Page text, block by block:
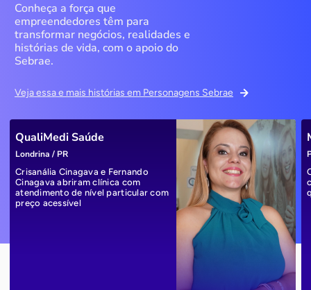
Conheça a força que
empreendedores têm para
transformar negócios, realidades e
histórias de vida, com o apoio do
Sebrae.
Veja essa e mais histórias em Personagens Sebrae
QualiMedi Saúde
Londrina / PR
Crisanália Cinagava e Fernando
Cinagava abriram clínica com
atendimento de nível particular com
preço acessível